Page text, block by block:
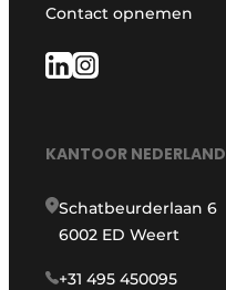
Contact opnemen
KANTOOR NEDERLAND
Schatbeurderlaan 6
6002 ED Weert
+31 495 450095